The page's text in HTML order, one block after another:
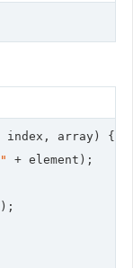
index, array) {
+ element);